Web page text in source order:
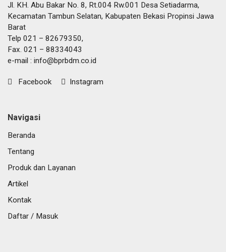
Jl. KH. Abu Bakar No. 8, Rt.004 Rw.001 Desa Setiadarma,
Kecamatan Tambun Selatan, Kabupaten Bekasi Propinsi Jawa
Barat
Telp 021 – 82679350,
Fax. 021 – 88334043
e-mail : info@bprbdm.co.id
Facebook Instagram
Navigasi
Beranda
Tentang
Produk dan Layanan
Artikel
Kontak
Daftar / Masuk